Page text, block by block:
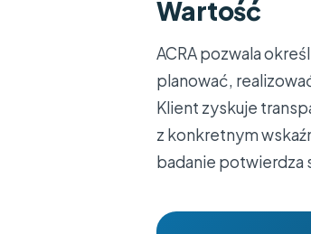
Wartość
ACRA pozwala
planować,
Klient zyskuje
z konkretnym
badanie potwierdza